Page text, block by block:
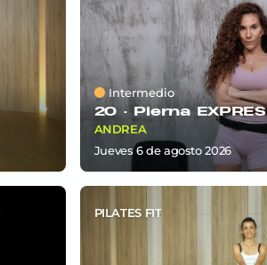
Intermedio
20 · Pierna EXPRÉS
ANDREA
jueves 6deagosto 2026
PILATES FIT